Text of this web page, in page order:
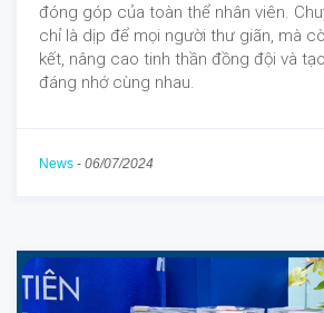
đóng góp của toàn thể nhân viên.
chỉ là dịp để mọi người thư giãn, mà
kết, nâng cao tinh thần đồng đội và
đáng nhớ cùng nhau.
News - 06/07/2024